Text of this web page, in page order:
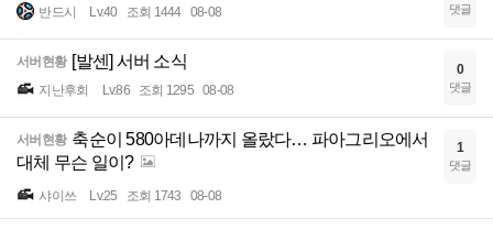
반드시 Lv.40 조회 1444 08-08 댓글
서버현황 [발센] 서버 소식
지난후회 Lv.86 조회 1295 08-08
0
댓글
서버현황 축순이 580아데나까지 올랐다… 파아그리오에서
대체 무슨 일이?
샤이쓰 Lv.25 조회 1743 08-08
1
댓글